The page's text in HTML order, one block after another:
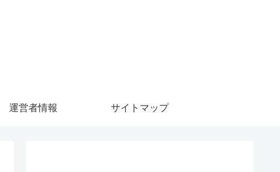
運営者情報 サイトマップ